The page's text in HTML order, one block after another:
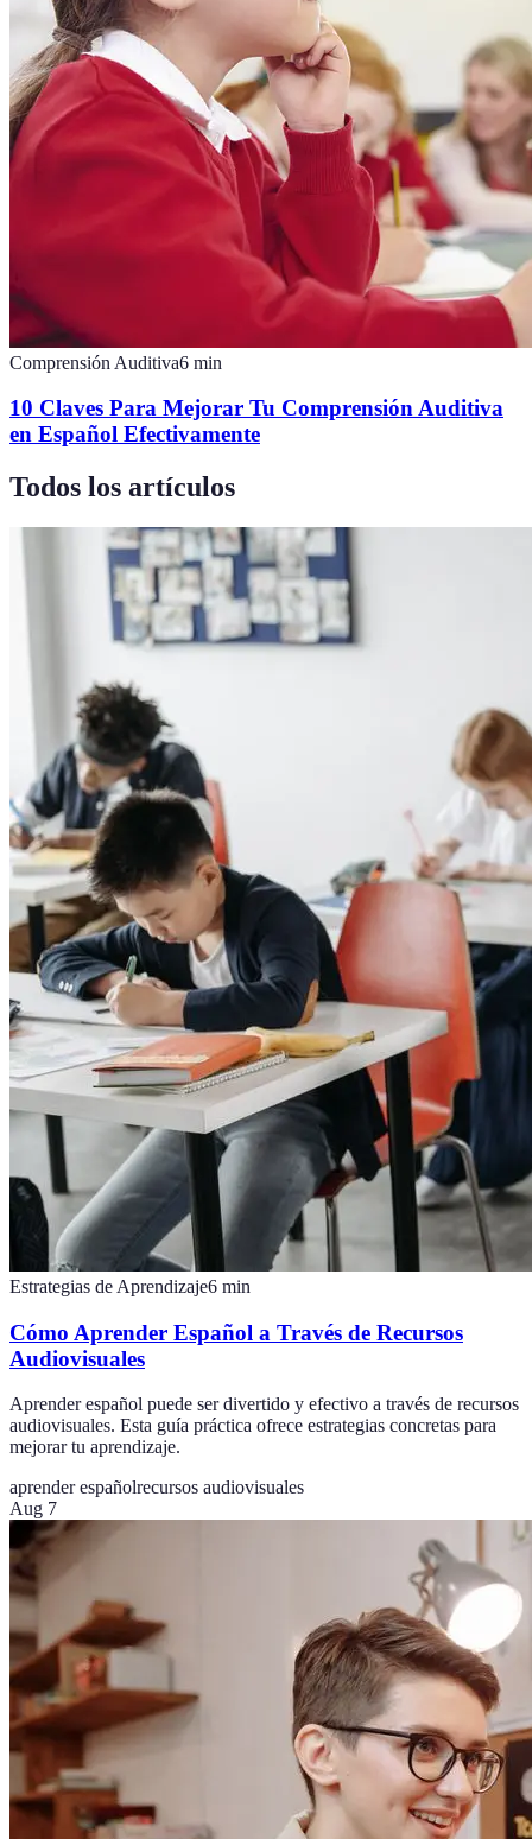
Comprensión Auditiva6 min
10 Claves Para Mejorar Tu Comprensión Auditiva
en Español Efectivamente
Todos los artículos
Estrategias de Aprendizaje6 min
Cómo Aprender Español a Través de Recursos
Audiovisuales
Aprender español puede ser divertido y efectivo a través de recursos
audiovisuales. Esta guía práctica ofrece estrategias concretas para
mejorar tu aprendizaje.
aprender españolrecursos audiovisuales
Aug 7